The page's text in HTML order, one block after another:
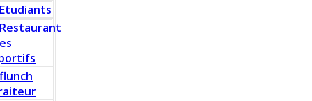
Etudiants
Restaurant
flunch